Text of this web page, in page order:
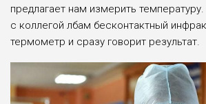
предлагает нам измерить
с коллегой лбам бесконтактный
термометр и сразу говорит результат.